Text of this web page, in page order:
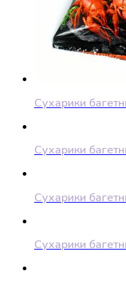
Сухарики
Сухарики
Сухарики
Сухарики